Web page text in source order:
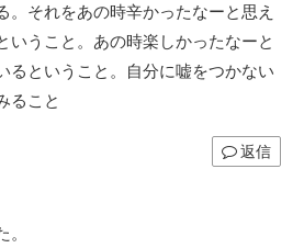
。それをあの時辛かったなーと思え
いうこと。あの時楽しかったなーと
るということ。自分に嘘をつかない
ること
返信